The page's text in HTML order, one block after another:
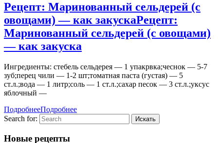
Рецепт: Маринованный сельдерей (с
овощами) — как закускаРецепт:
Маринованный сельдерей (с овощами)
— как закуска
Ингредиенты: стебель сельдерея — 1 упакрвка;чеснок — 5-7
зуб;перец чили — 1-2 шт;томатная паста (густая) — 5
ст.л.;вода — 1 литр;соль — 1 ст.л.;сахар песок — 3 ст.л.;уксус
яблочный —
ПодробнееПодробнее
Search for:
Новые рецепты